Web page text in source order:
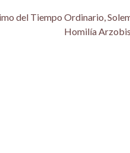
del Tiempo Ordinario,
Homilía